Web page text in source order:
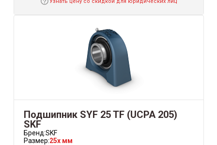
Подшипник SYF 25 TF (UCPA 205)
SKF
Бренд:SKF
Размер:25x мм